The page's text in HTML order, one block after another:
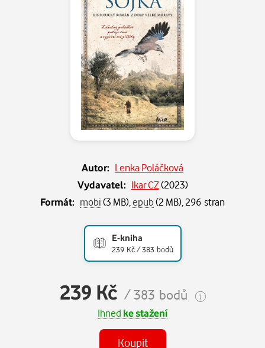
Autor: Lenka Poláčková
Vydavatel: Ikar CZ(2023)
Formát: mobi(3 MB), epub(2 MB), 296 stran
E-kniha
239 Kč / 383 bodů
239 Kč / 383 bodů
Ihned ke stažení
Koupit